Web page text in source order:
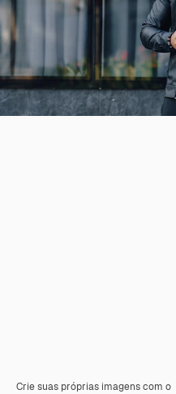
Crie suas próprias imagens com o